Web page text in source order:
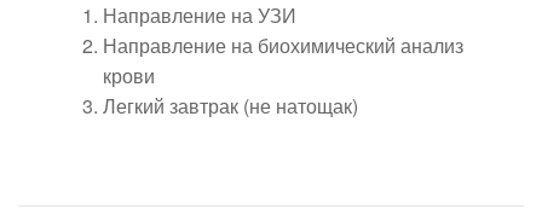
Направление на УЗИ
Направление на биохимический анализ
крови
Легкий завтрак (не натощак)